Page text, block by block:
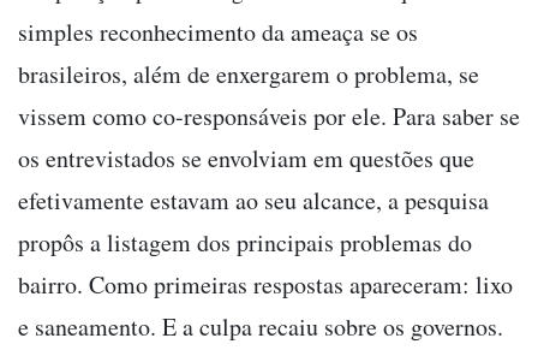
simples reconhecimento da ameaça se os
brasileiros, além de enxergarem o problema, se
vissem como co-responsáveis por ele. Para saber se
os entrevistados se envolviam em questões que
efetivamente estavam ao seu alcance, a pesquisa
propôs a listagem dos principais problemas do
bairro. Como primeiras respostas apareceram: lixo
e saneamento. E a culpa recaiu sobre os governos.